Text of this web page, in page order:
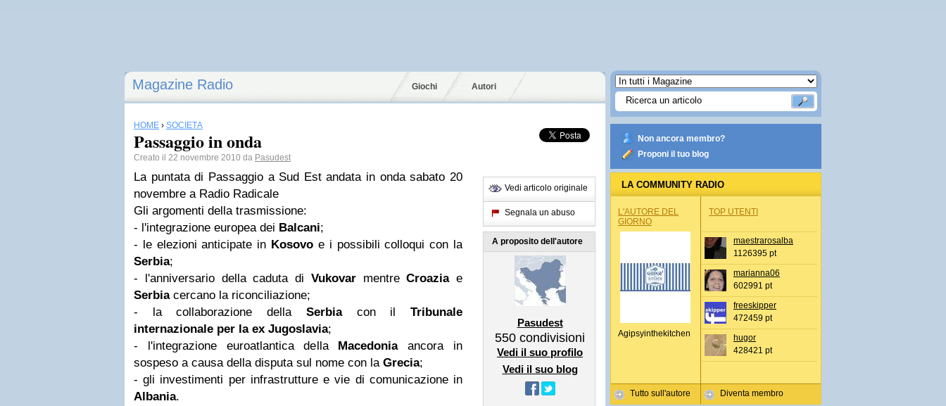
Magazine Radio Giochi Autori
HOME › SOCIETÀ
Passaggio in onda
Creato il 22 novembre 2010 da Pasudest
La puntata di Passaggio a Sud Est andata in onda sabato 20
novembre a Radio Radicale
Gli argomenti della trasmissione:
- l'integrazione europea dei Balcani;
- le elezioni anticipate in Kosovo e i possibili colloqui con la
Serbia;
- l'anniversario della caduta di VukovarmentreCroaziae
Serbiacercano la riconciliazione;
- la collaborazione della Serbiacon ilTribunale
internazionale per la ex Jugoslavia;
- l'integrazione euroatlantica della Macedoniaancora in
sospeso a causa della disputa sul nome con la Grecia;
- gli investimenti per infrastrutture e vie di comunicazione in
Albania.
Vedi articolo originale
Segnala un abuso
A proposito dell'autore
Pasudest
550 condivisioni
Vedi il suo profilo
Vedi il suo blog
Non ancora membro?
Proponi il tuo blog
LA COMMUNITY RADIO
L'AUTORE DEL
GIORNO
Agipsyinthekitchen
Tutto sull'autore
TOP UTENTI
maestrarosalba
1126395 pt
marianna06
602991 pt
freeskipper
472459 pt
hugor
428421 pt
Diventa membro